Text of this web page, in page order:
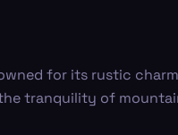
for its rustic
tranquility of